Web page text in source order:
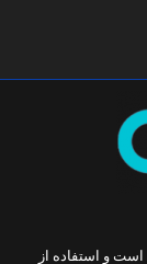
است و استفاده از